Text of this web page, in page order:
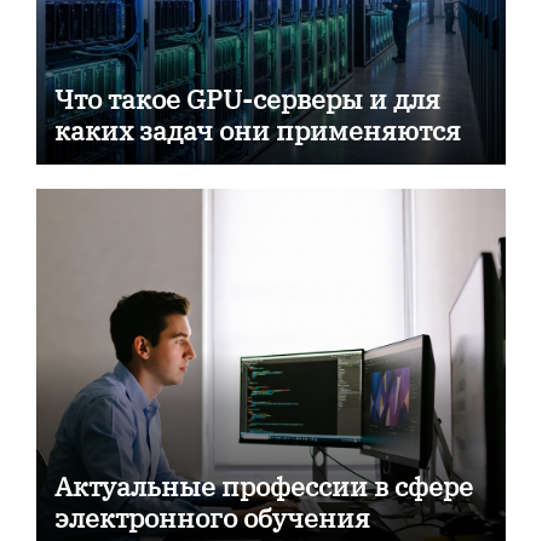
Что такое GPU-серверы и для
каких задач они применяются
Актуальные профессии в сфере
электронного обучения